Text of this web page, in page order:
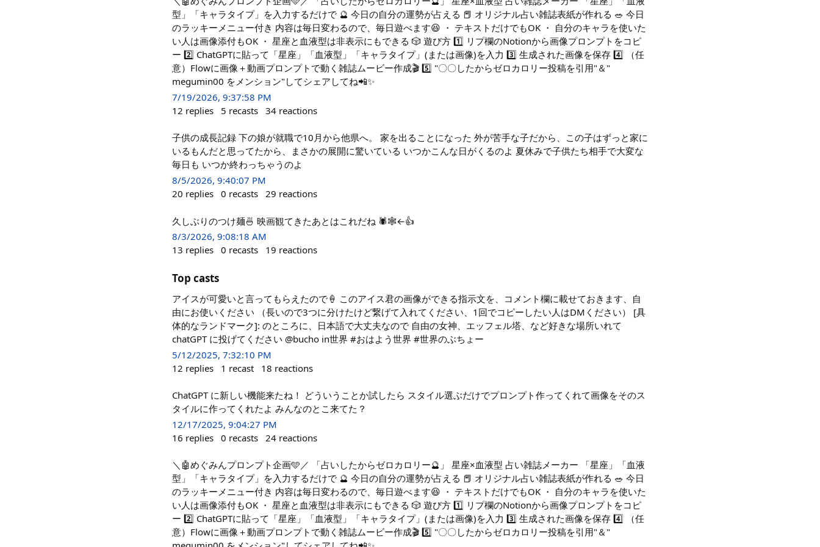
型」「キャラタイプ」を入力するだけで 🔮 今日の自分の運勢が占える 📕 オリジナル占い雑誌表紙が作れる 🥗 今日
のラッキーメニュー付き 内容は毎日変わるので、毎日遊べます😆 ・ テキストだけでもOK ・ 自分のキャラを使いた
い人は画像添付もOK ・ 星座と血液型は非表示にもできる 🎲 遊び方 1️⃣ リプ欄のNotionから画像プロンプトをコピ
ー 2️⃣ ChatGPTに貼って「星座」「血液型」「キャラタイプ」(または画像)を入力 3️⃣ 生成された画像を保存 4️⃣ （任
意）Flowに画像＋動画プロンプトで動く雑誌ムービー作成🎬 5️⃣ "〇〇したからゼロカロリー投稿を引用"＆"
megumin00 をメンション"してシェアしてね📲✨
7/19/2026, 9:37:58 PM
12 replies 5 recasts 34 reactions
子供の成長記録 下の娘が就職で10月から他県へ。 家を出ることになった 外が苦手な子だから、この子はずっと家に
いるもんだと思ってたから、まさかの展開に驚いている いつかこんな日がくるのよ 夏休みで子供たち相手で大変な
毎日も いつか終わっちゃうのよ
8/5/2026, 9:40:07 PM
20 replies 0 recasts 29 reactions
久しぶりのつけ麺🍜 映画観てきたあとはこれだね 🕷️🕸️←👍
8/3/2026, 9:08:18 AM
13 replies 0 recasts 19 reactions
Top casts
アイスが可愛いと言ってもらえたので🍦 このアイス君の画像ができる指示文を、コメント欄に載せておきます、自
由にお使いください （長いので3つに分けたけど繋げて入れてください、1回でコピーしたい人はDMください） [具
体的なランドマーク]: のところに、日本語で大丈夫なので 自由の女神、エッフェル塔、など好きな場所いれて
chatGPT に投げてください @bucho in世界 #おはよう世界 #世界のぶちょー
5/12/2025, 7:32:10 PM
12 replies 1 recast 18 reactions
ChatGPT に新しい機能来たね！ どういうことか試したら スタイル選ぶだけでプロンプト作ってくれて画像をそのス
タイルに作ってくれたよ みんなのとこ来てた？
12/17/2025, 9:04:27 PM
16 replies 0 recasts 24 reactions
＼🤖めぐみんプロンプト企画🩵／ 「占いしたからゼロカロリー🔮」 星座×血液型 占い雑誌メーカー 「星座」「血液
型」「キャラタイプ」を入力するだけで 🔮 今日の自分の運勢が占える 📕 オリジナル占い雑誌表紙が作れる 🥗 今日
のラッキーメニュー付き 内容は毎日変わるので、毎日遊べます😆 ・ テキストだけでもOK ・ 自分のキャラを使いた
い人は画像添付もOK ・ 星座と血液型は非表示にもできる 🎲 遊び方 1️⃣ リプ欄のNotionから画像プロンプトをコピ
ー 2️⃣ ChatGPTに貼って「星座」「血液型」「キャラタイプ」(または画像)を入力 3️⃣ 生成された画像を保存 4️⃣ （任
意）Flowに画像＋動画プロンプトで動く雑誌ムービー作成🎬 5️⃣ "〇〇したからゼロカロリー投稿を引用"＆"